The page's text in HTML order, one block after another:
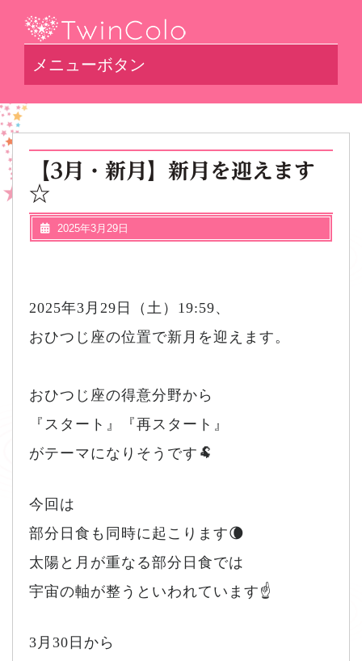
メニューボタン
【3月・新月】新月を迎えます
☆
2025年3月29日
2025年3月29日（土）19:59、
おひつじ座の位置で新月を迎えます。
おひつじ座の得意分野から
『スタート』『再スタート』
がテーマになりそうです🐏
今回は
部分日食も同時に起こります🌘
太陽と月が重なる部分日食では
宇宙の軸が整うといわれています☝️
3月30日から